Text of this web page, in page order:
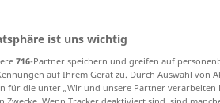
ist uns wichtig
716-Partner speichern und greifen auf
auf Ihrem Gerät zu. Durch Auswahl von
für die unter „Wir und unsere Partner verarbeiten